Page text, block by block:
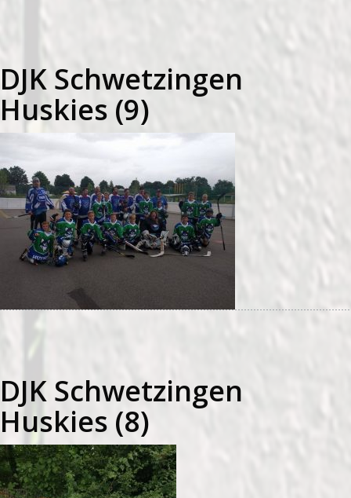
DJK Schwetzingen
Huskies (9)
DJK Schwetzingen
Huskies (8)